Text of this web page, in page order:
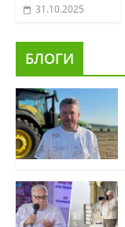
31.10.2025
БЛОГИ